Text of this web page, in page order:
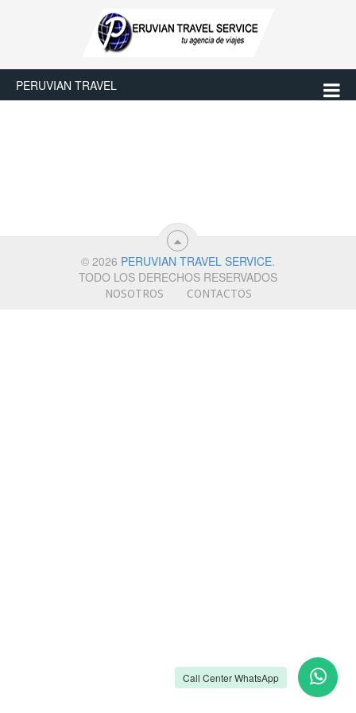
Call Center WhatsApp
PERUVIAN TRAVEL
© 2026 PERUVIAN TRAVEL SERVICE.
TODO LOS DERECHOS RESERVADOS
NOSOTROS CONTACTOS